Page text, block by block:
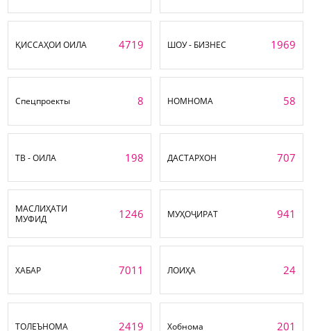
ҚИССАҲОИ ОИЛА 4719 ШОУ - БИЗНЕС 1969
Спецпроекты 8 НОМНОМА 58
ТВ - ОИЛА 198 ДАСТАРХОН 707
МАСЛИҲАТИ
МУФИД
1246 МУҲОҶИРАТ 941
ХАБАР 7011 ЛОИҲА 24
ТОЛЕЪНОМА 2419 Хобнома 201